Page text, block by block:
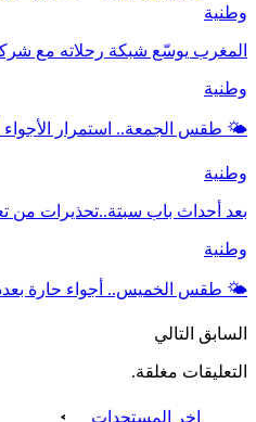
وطنية
المغرب يوسّع شبكة رحلاته مع شركة
وطنية
🌤️ طقس الجمعة.. استمرار الأجواء
وطنية
بعد أحداث باب سبتة..تحذيرات من
وطنية
🌤️ طقس الخميس.. أجواء حارة
السابق التالي
التعليقات مغلقة.
اخر المستجدات